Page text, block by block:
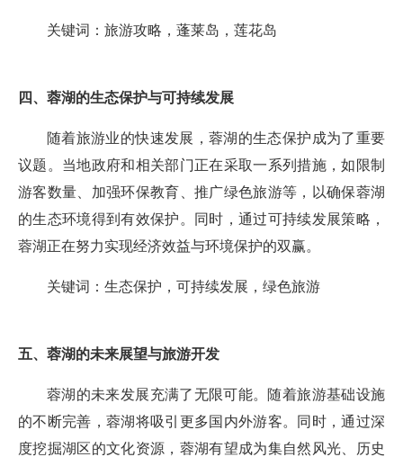
关键词：旅游攻略，蓬莱岛，莲花岛
四、蓉湖的生态保护与可持续发展
随着旅游业的快速发展，蓉湖的生态保护成为了重要
议题。当地政府和相关部门正在采取一系列措施，如限制
游客数量、加强环保教育、推广绿色旅游等，以确保蓉湖
的生态环境得到有效保护。同时，通过可持续发展策略，
蓉湖正在努力实现经济效益与环境保护的双赢。
关键词：生态保护，可持续发展，绿色旅游
五、蓉湖的未来展望与旅游开发
蓉湖的未来发展充满了无限可能。随着旅游基础设施
的不断完善，蓉湖将吸引更多国内外游客。同时，通过深
度挖掘湖区的文化资源，蓉湖有望成为集自然风光、历史